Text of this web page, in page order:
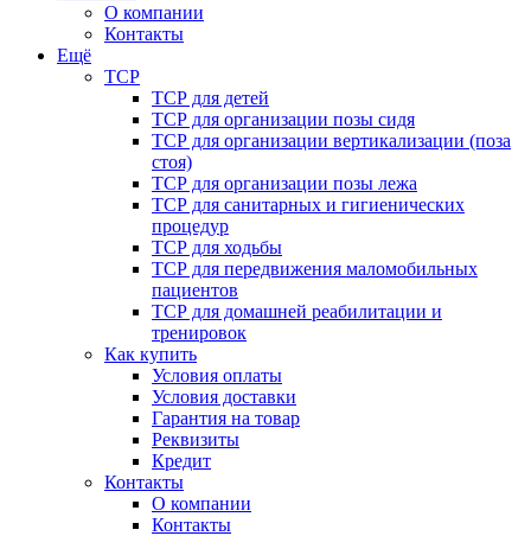
О компании
Контакты
Ещё
ТСР
ТСР для детей
ТСР для организации позы сидя
ТСР для организации вертикализации (поза
стоя)
ТСР для организации позы лежа
ТСР для санитарных и гигиенических
процедур
ТСР для ходьбы
ТСР для передвижения маломобильных
пациентов
ТСР для домашней реабилитации и
тренировок
Как купить
Условия оплаты
Условия доставки
Гарантия на товар
Реквизиты
Кредит
Контакты
О компании
Контакты